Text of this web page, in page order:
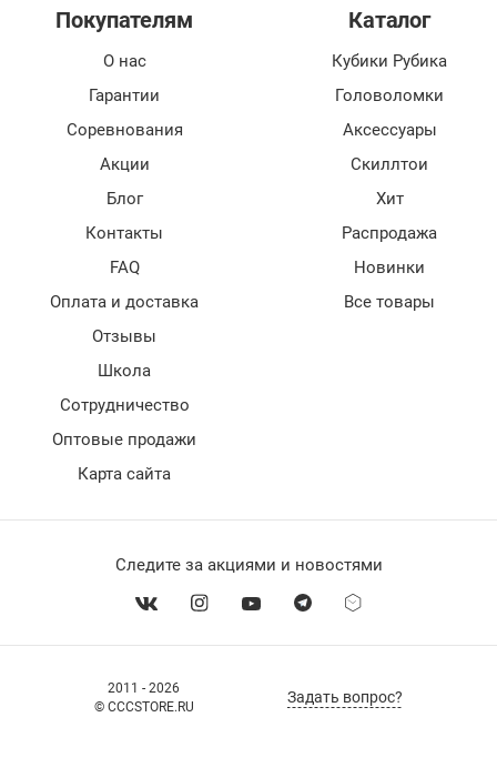
2011 - 2026
© CCCSTORE.RU
Задать вопрос?
Покупателям
О нас
Гарантии
Соревнования
Акции
Блог
Контакты
FAQ
Оплата и доставка
Отзывы
Школа
Сотрудничество
Оптовые продажи
Карта сайта
Каталог
Кубики Рубика
Головоломки
Аксессуары
Скиллтои
Хит
Распродажа
Новинки
Все товары
Следите за акциями и новостями